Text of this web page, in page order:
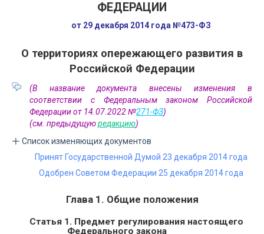
ФЕДЕРАЦИИ
от 29 декабря 2014 года №473-ФЗ
О территориях опережающего развития в
Российской Федерации
(В название документа внесены изменения в
соответствии с Федеральным законом Российской
Федерации от 14.07.2022 №271-ФЗ)
(см. предыдущуюредакцию)
Список изменяющих документов
Принят Государственной Думой 23 декабря 2014 года
Одобрен Советом Федерации 25 декабря 2014 года
Глава 1. Общие положения
Статья 1. Предмет регулирования настоящего
Федерального закона